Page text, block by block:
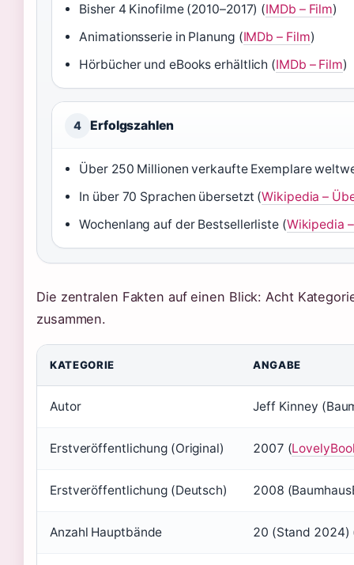
Bisher 4 Kinofilme (2010–2017) (IMDb – Film)
Animationsserie in Planung (IMDb – Film)
Hörbücher und eBooks erhältlich (IMDb – Film)
4 Erfolgszahlen
Über 250 Millionen verkaufte Exemplare
In über 70 Sprachen übersetzt (Wikipedia –
Wochenlang auf der Bestsellerliste (Wikipedia
Die zentralen Fakten auf einen Blick: Acht
zusammen.
KATEGORIE ANGABE
Autor Jeff Kinney
Erstveröffentlichung (Original) 2007 (
Erstveröffentlichung (Deutsch) 2008
Anzahl Hauptbände 20 (Stand 2024)